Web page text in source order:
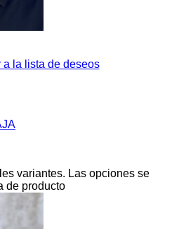
a la lista de deseos
variantes. Las opciones se
de producto